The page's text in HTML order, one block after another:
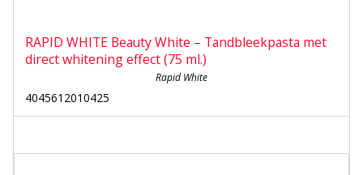
RAPID WHITE Beauty White – Tandbleekpasta met
direct whitening effect (75 ml.)
Rapid White
4045612010425